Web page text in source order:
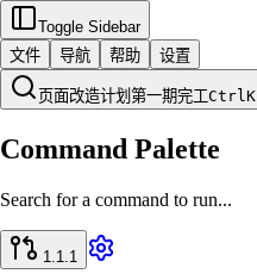
Toggle Sidebar
文件
导航 帮助 设置
页面改造计划第一期完工CtrlK
Command Palette
Search for a command to run...
1.1.1